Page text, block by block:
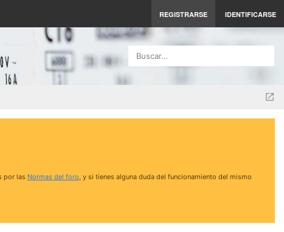
REGISTRARSE IDENTIFICARSE
Buscar…
por las Normas del foro, y si tienes alguna duda del funcionamiento del mismo